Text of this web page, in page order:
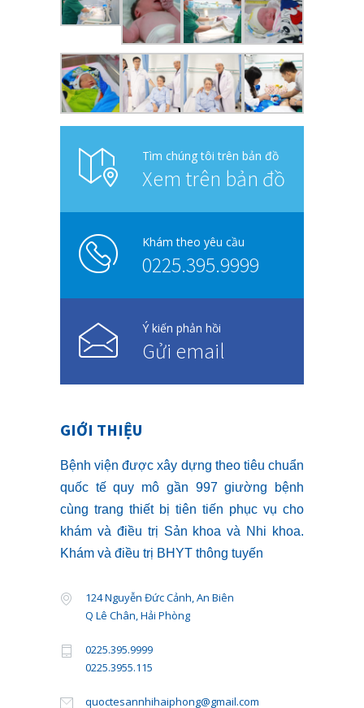
Tìm chúng tôi trên bản đồ
Xem trên bản đồ
Khám theo yêu cầu
0225.395.9999
Ý kiến phản hồi
Gửi email
GIỚI THIỆU
Bệnh viện được xây dựng theo tiêu chuẩn
quốc tế quy mô gần 997 giường bệnh
cùng trang thiết bị tiên tiến phục vụ cho
khám và điều trị Sản khoa và Nhi khoa.
Khám và điều trị BHYT thông tuyến
124 Nguyễn Đức Cảnh, An Biên
Q Lê Chân, Hải Phòng
0225.395.9999
0225.3955.115
quoctesannhihaiphong@gmail.com